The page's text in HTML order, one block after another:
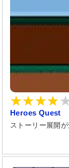
Heroes Quest
ストーリー展開